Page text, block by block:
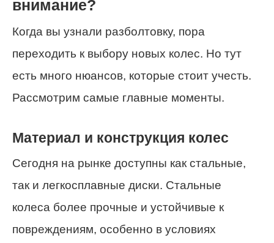
внимание?
Когда вы узнали разболтовку, пора
переходить к выбору новых колес. Но тут
есть много нюансов, которые стоит учесть.
Рассмотрим самые главные моменты.
Материал и конструкция колес
Сегодня на рынке доступны как стальные,
так и легкосплавные диски. Стальные
колеса более прочные и устойчивые к
повреждениям, особенно в условиях